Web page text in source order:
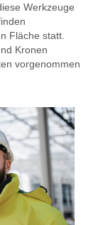
Werkzeuge
Fläche statt.
Kronen
vorgenommen